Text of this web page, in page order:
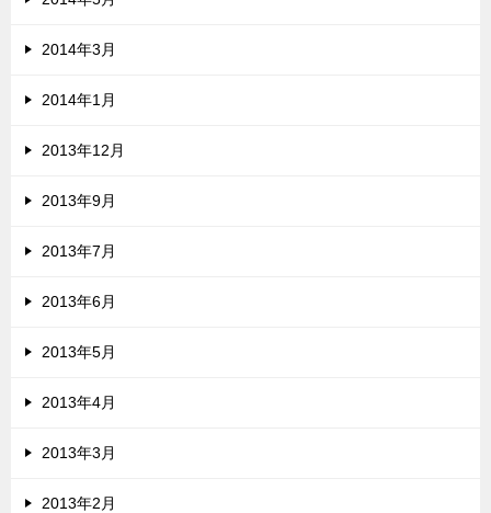
2014年3月
2014年1月
2013年12月
2013年9月
2013年7月
2013年6月
2013年5月
2013年4月
2013年3月
2013年2月